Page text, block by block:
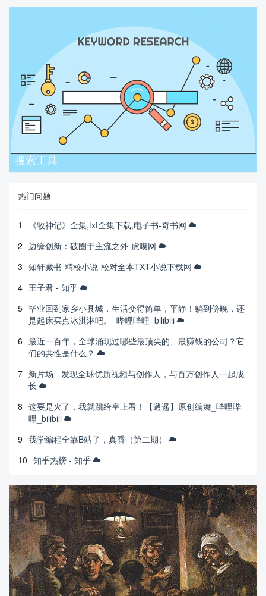
搜索工具
热门问题
1
《牧神记》全集,txt全集下载,电子书-奇书网
2 边缘创新：破圈于主流之外-虎嗅网
3 知轩藏书-精校小说-校对全本TXT小说下载网
4 王子君 - 知乎
5 毕业回到家乡小县城，生活变得简单，平静！躺到傍晚，还
是起床买点冰淇淋吧。_哔哩哔哩_bilibili
6 最近一百年，全球涌现过哪些最顶尖的、最赚钱的公司？它
们的共性是什么？
7 新片场 - 发现全球优质视频与创作人，与百万创作人一起成
长
8 这要是火了，我就跳给皇上看！【逍遥】原创编舞_哔哩哔
哩_bilibili
9 我学编程全靠B站了，真香（第二期）
10 知乎热榜 - 知乎